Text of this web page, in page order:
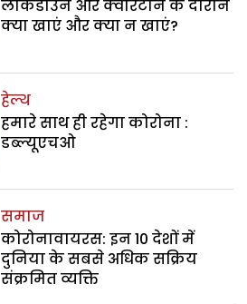
लौकडाउन और क्वारंटीन के दौरान
क्या खाएं और क्या न खाएं?
हेल्थ
हमारे साथ ही रहेगा कोरोना :
डब्ल्यूएचओ
समाज
कोरोनावायरस: इन 10 देशों में
दुनिया के सबसे अधिक सक्रिय
संक्रमित व्यक्ति